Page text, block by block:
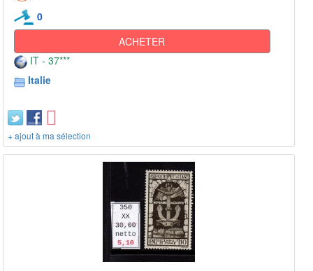
0
ACHETER
IT - 37***
Italie
+ ajout à ma sélection